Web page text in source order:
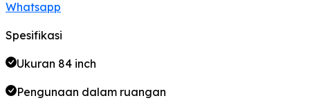
Whatsapp
Spesifikasi
Ukuran 84 inch
Pengunaan dalam ruangan